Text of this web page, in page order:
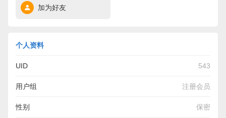
加为好友
个人资料
UID 543
用户组 注册会员
性别 保密